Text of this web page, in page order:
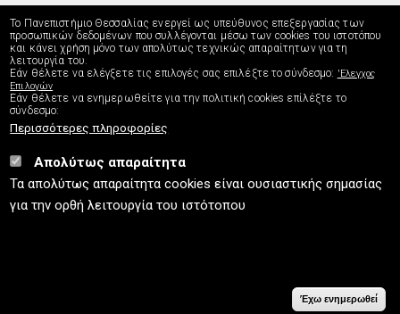
ΤΗΛΕΥΠΟΣΤΗΡΙΞΗ
ΔΙΕΥΘΥΝΣΗ ΜΗΧΑΝΟΡΓΑΝΩΣΗΣ
UTH.GR © 2026
(Επικοινωνία) Πολιτική Cookies
⚪
Πολιτική Απορρήτου⚪Δήλωση Προσβασιμότητας
Το Πανεπιστήμιο Θεσσαλίας ενεργεί ως υπεύθυνος επεξεργασίας των
προσωπικών δεδομένων που συλλέγονται μέσω των cookies του ιστοτόπου
και κάνει χρήση μόνο των απολύτως τεχνικώς απαραίτητων για τη
λειτουργία του.
Εάν θέλετε να ελέγξετε τις επιλογές σας επιλέξτε το σύνδεσμο: 'Ελεγχος
Επιλογών
Εάν θέλετε να ενημερωθείτε για την πολιτική cookies επίλέξτε το
σύνδεσμο:
Περισσότερες πληροφορίες
Απολύτως απαραίτητα
Τα απολύτως απαραίτητα cookies είναι ουσιαστικής σημασίας
για την ορθή λειτουργία του ιστότοπου
Έχω ενημερωθεί